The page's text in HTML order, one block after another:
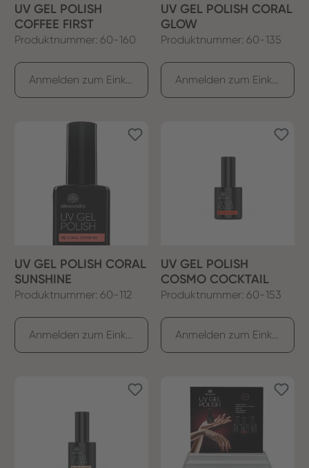
UV GEL POLISH
COFFEE FIRST
Produktnummer: 60-160
UV GEL POLISH CORAL
GLOW
Produktnummer: 60-135
UV GEL POLISH CORAL
SUNSHINE
Produktnummer: 60-112
UV GEL POLISH
COSMO COCKTAIL
Produktnummer: 60-153